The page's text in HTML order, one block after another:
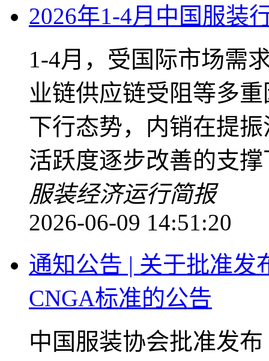
2026年1-4月中国服装
1-4月，受国际市场需
业链供应链受阻等多
下行态势，内销在提
活跃度逐步改善的支
服装经济运行简报
2026-06-09 14:51:20
通知公告 | 关于批准发
CNGA标准的公告
中国服装协会批准发